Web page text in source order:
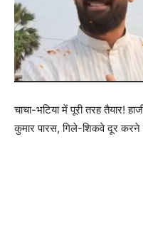
चाचा-भटिया में पूरी तरह तैयार!
कुमार पारस, गिले-शिकवे दूर करने